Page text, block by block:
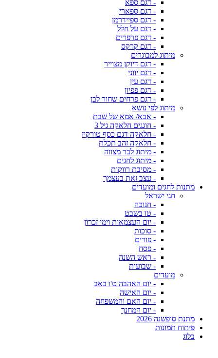
- דגם ספא
- דגם ספארי
- דגם ספיידרמן
- דגם על חלל
- דגם פרפרים
- דגם קרקס
מיתוג למבוגרים
- דגם דיוקן מצוייר
- דגם יווני
- דגם עין
- דגם פפיון
- דגם פרחים שחור לבן
מיתוג לפי נושא
- אבא/ אמא של שבת
- חוגגים חלאקה גיל 3
- חלאקה דגם כסף טורקיז
- חלאקה זהב תכלת
- מיתוג לבר מצווה
- מיתוג לחגים
- מסיבת רווקות
- עצב זאת בעצמך
מתנות לחגים ומועדים
חגי ישראל
- חנוכה
- טו בשבט
- יום העצמאות וימי זכרון
- סוכות
- פורים
- פסח
- ראש השנה
- שבועות
מועדים
- יום האהבה ט'ו באב
- יום האישה
- יום האם והמשפחה
- יום המחנך
מתנת סופשנה 2026
פיתוח תמונות
בלוג